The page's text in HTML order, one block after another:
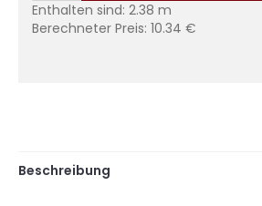
Enthalten sind: 2.38 m
Berechneter Preis: 10.34 €
Beschreibung